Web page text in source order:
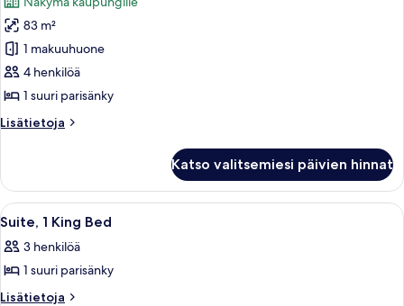
huonetyypin
Signature-
sviitti,
1
makuuhuone
83 m²
1 makuuhuone
4 henkilöä
1 suuri parisänky
Lisätietoja
Lisätietoja
1
makuuhuone
Katso valitsemiesi päivien hinnat
Avaa
kaikki
huonetyypin
Suite,
1
Ylelliset vuodevaatteet, pillowtop-
13
Suite, 1 King Bed
3 henkilöä
1 suuri parisänky
Lisätietoja
Lisätietoja